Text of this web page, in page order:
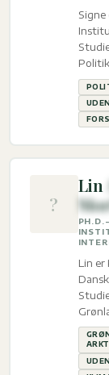
Signe
&
?
Lin
Lin er